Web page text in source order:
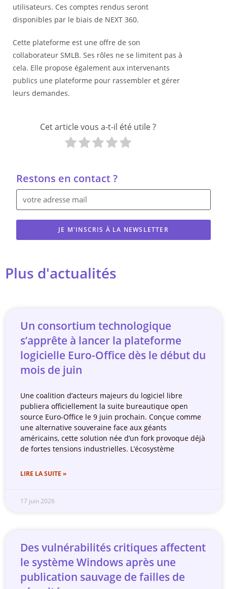
utilisateurs. Ces comptes rendus seront
disponibles par le biais de NEXT 360.
Cette plateforme est une offre de son
collaborateur SMLB. Ses rôles ne se limitent pas à
cela. Elle propose également aux intervenants
publics une plateforme pour rassembler et gérer
leurs demandes.
Cet article vous a-t-il été utile ?
Restons en contact ?
JE M'INSCRIS À LA NEWSLETTER
Plus d'actualités
Un consortium technologique
s’apprête à lancer la plateforme
logicielle Euro-Office dès le début du
mois de juin
Une coalition d’acteurs majeurs du logiciel libre
publiera officiellement la suite bureautique open
source Euro-Office le 9 juin prochain. Conçue comme
une alternative souveraine face aux géants
américains, cette solution née d’un fork provoque déjà
de fortes tensions industrielles. L’écosystème
LIRE LA SUITE »
17 juin 2026
Des vulnérabilités critiques affectent
le système Windows après une
publication sauvage de failles de